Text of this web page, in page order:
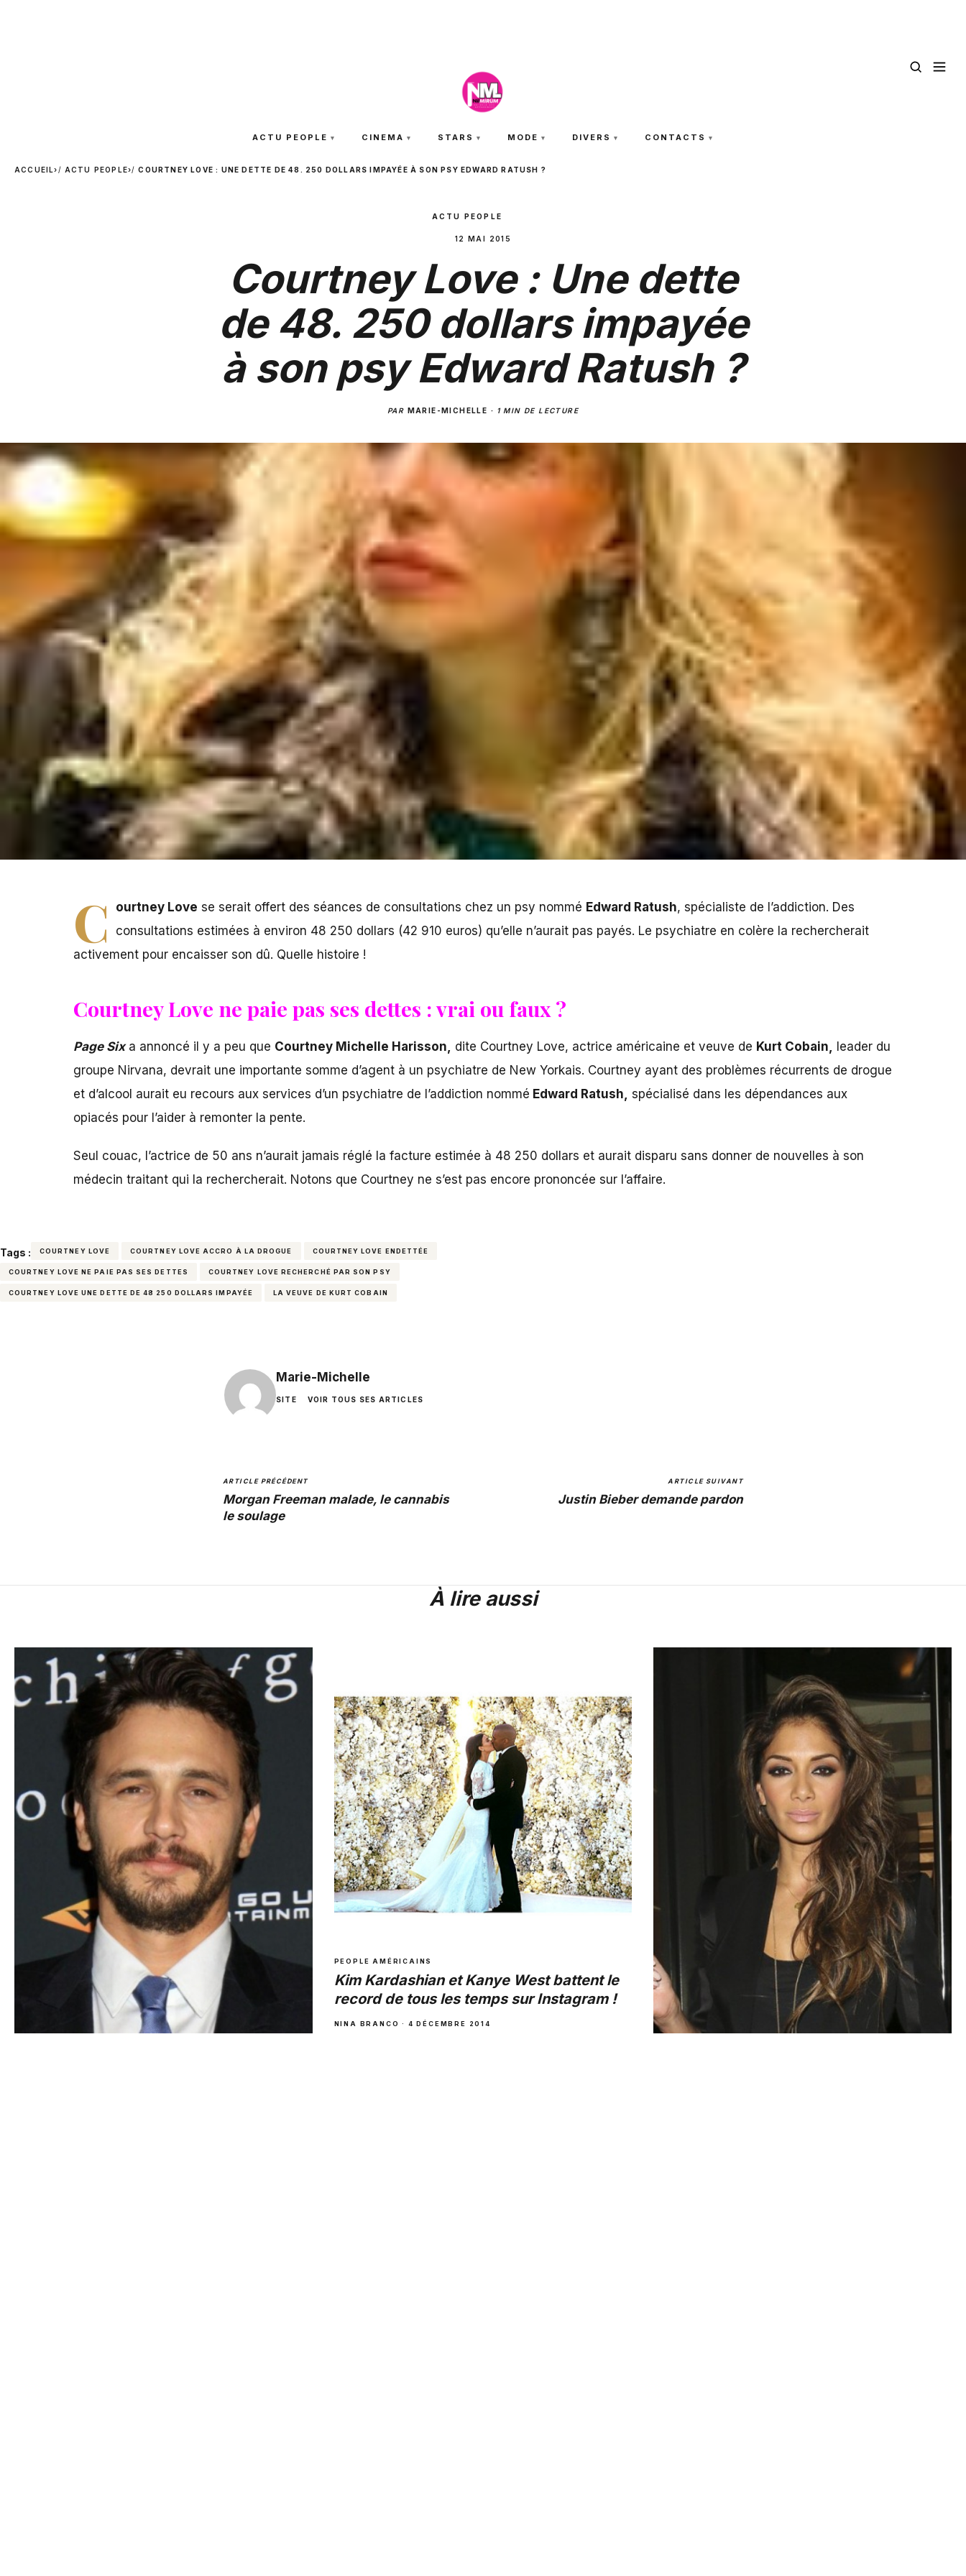
ACTU PEOPLE CINEMA STARS MODE DIVERS CONTACTS
ACCUEIL› ACTU PEOPLE› COURTNEY LOVE : UNE DETTE DE 48. 250 DOLLARS IMPAYÉE À SON PSY EDWARD RATUSH ?
ACTU PEOPLE
12 MAI 2015
Courtney Love : Une dette
de 48. 250 dollars impayée
à son psy Edward Ratush ?
PAR MARIE-MICHELLE · 1 MIN DE LECTURE
C ourtney Love se serait offert des séances de consultations chez un psy nommé Edward Ratush, spécialiste de l’addiction. Des
consultations estimées à environ 48 250 dollars (42 910 euros) qu’elle n’aurait pas payés. Le psychiatre en colère la rechercherait
activement pour encaisser son dû. Quelle histoire !
Courtney Love ne paie pas ses dettes : vrai ou faux ?
Page Sixa annoncé il y a peu que Courtney Michelle Harisson, dite Courtney Love, actrice américaine et veuve de Kurt Cobain,
leader du
groupe Nirvana, devrait une importante somme d’agent à un psychiatre de New Yorkais. Courtney ayant des problèmes récurrents de drogue
et d’alcool aurait eu recours aux services d’un psychiatre de l’addiction nommé Edward Ratush, spécialisé dans les dépendances aux
opiacés pour l’aider à remonter la pente.
Seul couac, l’actrice de 50 ans n’aurait jamais réglé la facture estimée à 48 250 dollars et aurait disparu sans donner de nouvelles à son
médecin traitant qui la rechercherait. Notons que Courtney ne s’est pas encore prononcée sur l’affaire.
Tags : COURTNEY LOVE COURTNEY LOVE ACCRO À LA DROGUE COURTNEY LOVE ENDETTÉE
COURTNEY LOVE NE PAIE PAS SES DETTES COURTNEY LOVE RECHERCHÉ PAR SON PSY
COURTNEY LOVE UNE DETTE DE 48 250 DOLLARS IMPAYÉE LA VEUVE DE KURT COBAIN
Marie-Michelle
SITE VOIR TOUS SES ARTICLES
ARTICLE PRÉCÉDENT
Morgan Freeman malade, le cannabis
le soulage
ARTICLE SUIVANT
Justin Bieber demande pardon
À lire aussi
PEOPLE AMÉRICAINS
Kim Kardashian et Kanye West battent le
record de tous les temps sur Instagram !
NINA BRANCO · 4 DÉCEMBRE 2014